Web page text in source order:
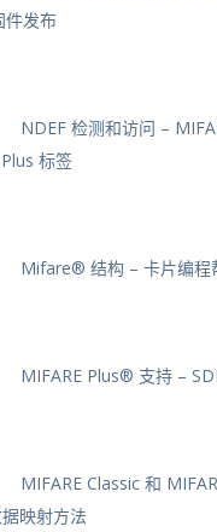
件发布
NDEF 检测和访问 –
标签
Mifare® 结构 – 卡片编程
MIFARE Plus® 支持 –
MIFARE Classic 和
映射方法